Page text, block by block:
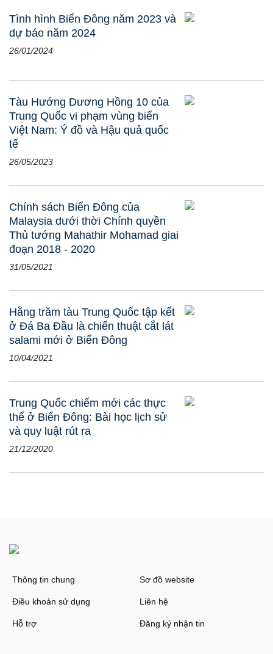
Tình hình Biển Đông năm 2023 và
dự báo năm 2024
26/01/2024
Tàu Hướng Dương Hồng 10 của
Trung Quốc vi phạm vùng biển
Việt Nam: Ý đồ và Hậu quả quốc
tế
26/05/2023
Chính sách Biển Đông của
Malaysia dưới thời Chính quyền
Thủ tướng Mahathir Mohamad giai
đoạn 2018 - 2020
31/05/2021
Hằng trăm tàu Trung Quốc tập kết
ở Đá Ba Đầu là chiến thuật cắt lát
salami mới ở Biển Đông
10/04/2021
Trung Quốc chiếm mới các thực
thể ở Biển Đông: Bài học lịch sử
và quy luật rút ra
21/12/2020
Thông tin chung Sơ đồ website
Điều khoản sử dụng Liên hệ
Hỗ trợ Đăng ký nhận tin